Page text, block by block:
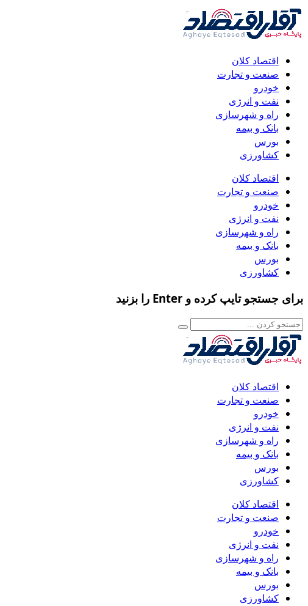
اقتصاد کلان
صنعت و تجارت
خودرو
نفت و انرژی
راه و شهرسازی
بانک و بیمه
بورس
کشاورزی
اقتصاد کلان
صنعت و تجارت
خودرو
نفت و انرژی
راه و شهرسازی
بانک و بیمه
بورس
کشاورزی
برای جستجو تایپ کرده و Enter را بزنید
اقتصاد کلان
صنعت و تجارت
خودرو
نفت و انرژی
راه و شهرسازی
بانک و بیمه
بورس
کشاورزی
اقتصاد کلان
صنعت و تجارت
خودرو
نفت و انرژی
راه و شهرسازی
بانک و بیمه
بورس
کشاورزی